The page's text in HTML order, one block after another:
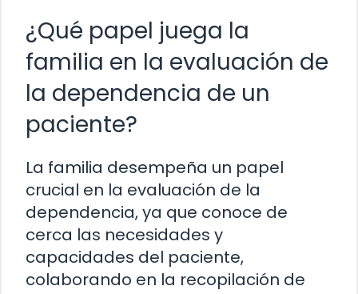
¿Qué papel juega la
familia en la evaluación de
la dependencia de un
paciente?
La familia desempeña un papel
crucial en la evaluación de la
dependencia, ya que conoce de
cerca las necesidades y
capacidades del paciente,
colaborando en la recopilación de